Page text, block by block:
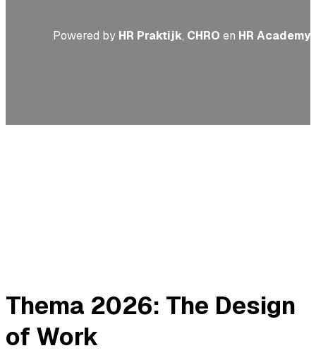
Powered by HR Praktijk, CHRO en HR Academy
Thema 2026: The Design
of Work